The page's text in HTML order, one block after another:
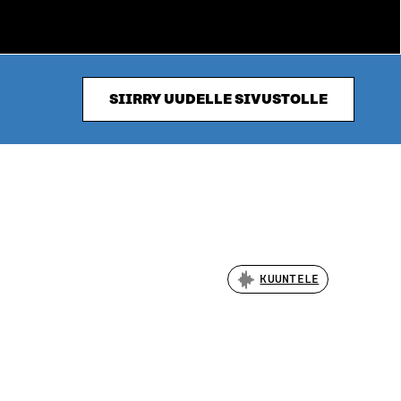
SIIRRY UUDELLE SIVUSTOLLE
KUUNTELE